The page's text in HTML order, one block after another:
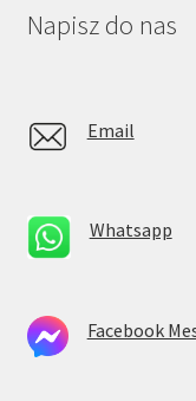
Napisz do nas
Email
Whatsapp
Facebook